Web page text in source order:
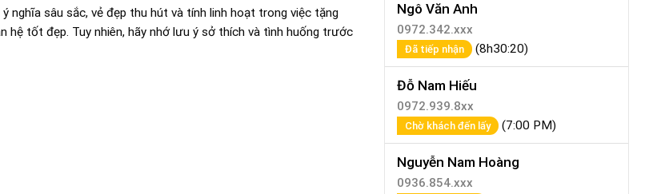
nghĩa sâu sắc, vẻ đẹp thu hút và tính linh hoạt trong việc tặng
hệ tốt đẹp. Tuy nhiên, hãy nhớ lưu ý sở thích và tình huống trước
Ngô Văn Anh
0972.342.xxx
Đã tiếp nhận (8h30:20)
Đỗ Nam Hiếu
0972.939.8xx
Chờ khách đến lấy (7:00 PM)
Nguyễn Nam Hoàng
0936.854.xxx